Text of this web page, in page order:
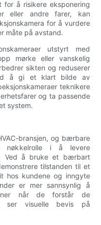
å risikere eksponering
eller andre farer, kan
for å vurdere
måte på avstand.
utstyrt med
mørke eller vanskelig
sikten og reduserer
å gi et klart bilde av
teknikere
og ta passende
system.
bransjen, og bærbare
nøkkelrolle i å levere
Ved å bruke et bærbart
tilstanden til et
hos kundene og inngyte
er mer sannsynlig å
når de forstår de
ser visuelle bevis på